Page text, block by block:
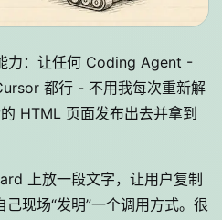
力：让任何 Coding Agent -
都行 - 不用我每次重新解
HTML 页面发布出去并拿到
上放一段文字，让用户复制
现场“发明”一个调用方式。很